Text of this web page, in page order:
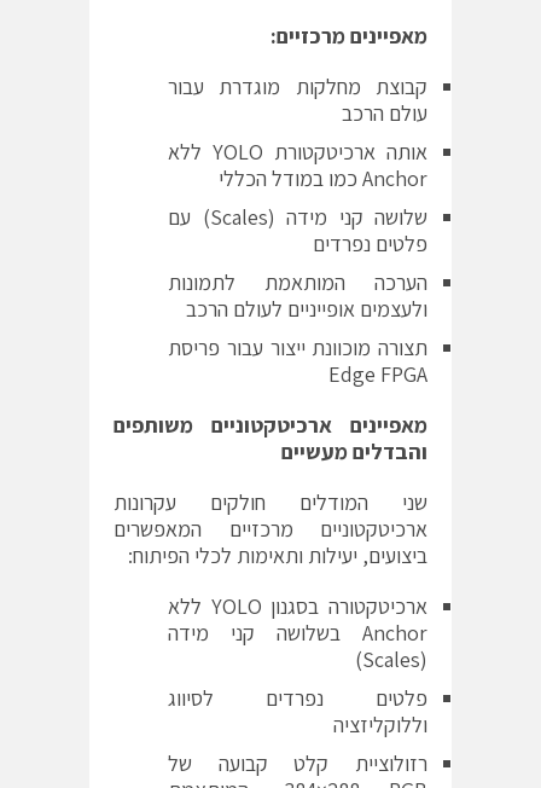
מאפיינים מרכזיים:
קבוצת מחלקות מוגדרת עבור
עולם הרכב
אותה ארכיטקטורת YOLO ללא
Anchor כמו במודל הכללי
שלושה קני מידה (Scales) עם
פלטים נפרדים
הערכה המותאמת לתמונות
ולעצמים אופייניים לעולם הרכב
תצורה מוכוונת ייצור עבור פריסת
Edge FPGA
מאפיינים ארכיטקטוניים משותפים
והבדלים מעשיים
שני המודלים חולקים עקרונות
ארכיטקטוניים מרכזיים המאפשרים
ביצועים, יעילות ותאימות לכלי הפיתוח:
ארכיטקטורה בסגנון YOLO ללא
Anchor בשלושה קני מידה
(Scales)
פלטים נפרדים לסיווג
וללוקליזציה
רזולוציית קלט קבועה של